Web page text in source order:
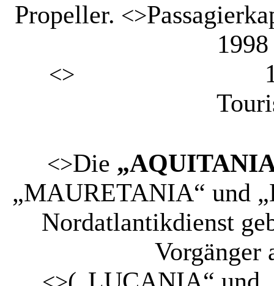
Propeller. <>
<>
<>Die
„MAURETANIA“ und
Nordatlantikdienst
Vorgänger